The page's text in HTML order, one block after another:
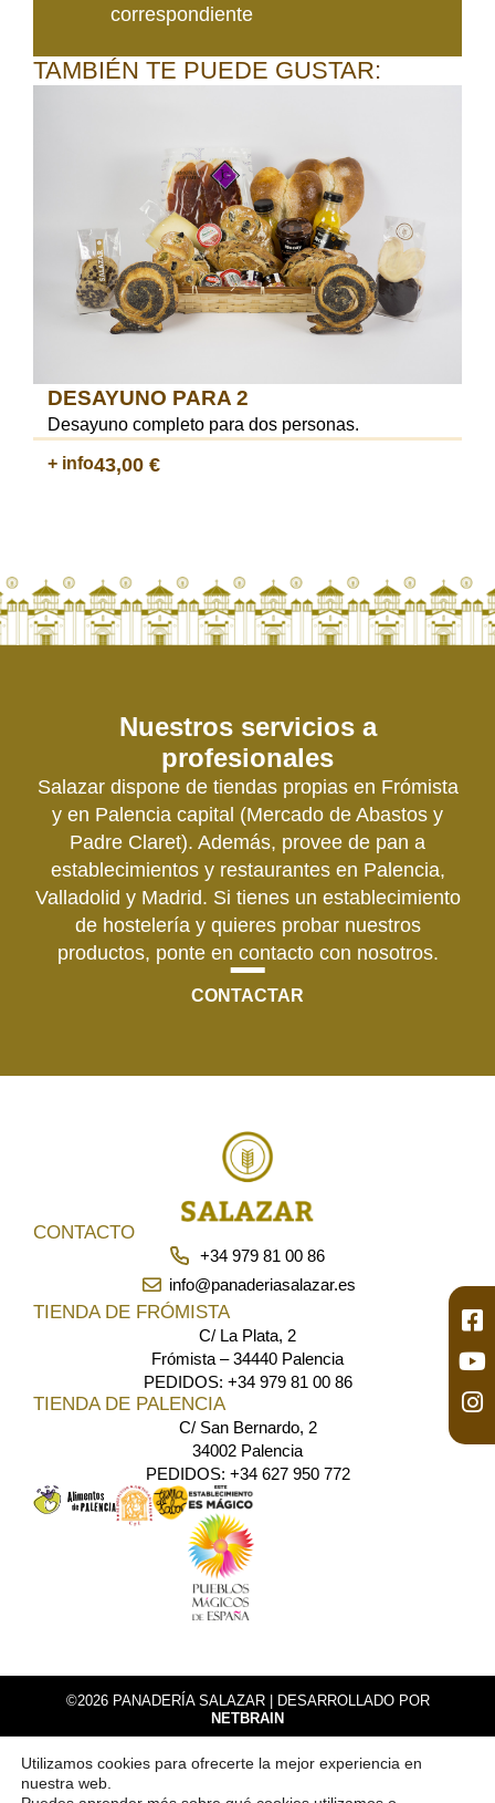
correspondiente
TAMBIÉN TE PUEDE GUSTAR:
DESAYUNO PARA 2
Desayuno completo para dos personas.
+ info43,00 €
Nuestros servicios a
profesionales
Salazar dispone de tiendas propias en Frómista
y en Palencia capital (Mercado de Abastos y
Padre Claret). Además, provee de pan a
establecimientos y restaurantes en Palencia,
Valladolid y Madrid. Si tienes un establecimiento
de hostelería y quieres probar nuestros
productos, ponte en contacto con nosotros.
CONTACTAR
CONTACTO
+34 979 81 00 86
info@panaderiasalazar.es
TIENDA DE FRÓMISTA
C/ La Plata, 2
Frómista – 34440 Palencia
PEDIDOS: +34 979 81 00 86
TIENDA DE PALENCIA
C/ San Bernardo, 2
34002 Palencia
PEDIDOS: +34 627 950 772
©2026 PANADERÍA SALAZAR |
DESARROLLADO POR
NETBRAIN
POLÍTICA DE PRIVACIDAD
POLÍTICA DE COOKIES
Utilizamos cookies para ofrecerte la mejor experiencia en
nuestra web.